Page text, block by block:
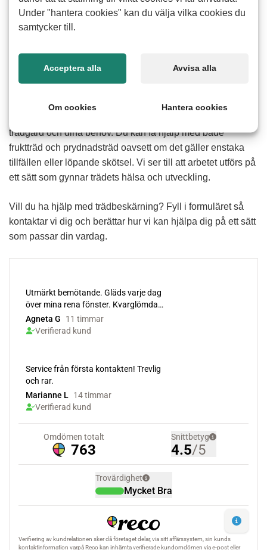
trädbeskärning
om träden är stora eller står svårt till. Med hjälp av våra
trädgård och dina behov. Du kan få hjälp med både
fruktträd och prydnadsträd oavsett om det gäller enstaka
tillfällen eller löpande skötsel. Vi ser till att arbetet utförs på
ett sätt som gynnar trädets hälsa och utveckling.
Vill du ha hjälp med trädbeskärning? Fyll i formuläret så
kontaktar vi dig och berättar hur vi kan hjälpa dig på ett sätt
som passar din vardag.
Under "hantera cookies" kan du välja vilka cookies du
samtycker till.
Acceptera alla Avvisa alla
Om cookies Hantera cookies